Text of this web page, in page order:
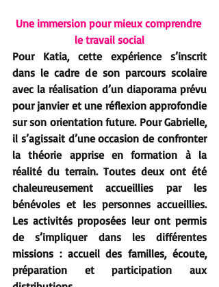
Une immersion pour mieux comprendre
le travail social
Pour Katia, cette expérience s’inscrit
dans le cadre de son parcours scolaire
avec la réalisation d’un diaporama prévu
pour janvier et une réflexion approfondie
sur son orientation future. Pour Gabrielle,
il s’agissait d’une occasion de confronter
la théorie apprise en formation à la
réalité du terrain. Toutes deux ont été
chaleureusement accueillies par les
bénévoles et les personnes accueillies.
Les activités proposées leur ont permis
de s’impliquer dans les différentes
missions : accueil des familles, écoute,
préparation et participation aux